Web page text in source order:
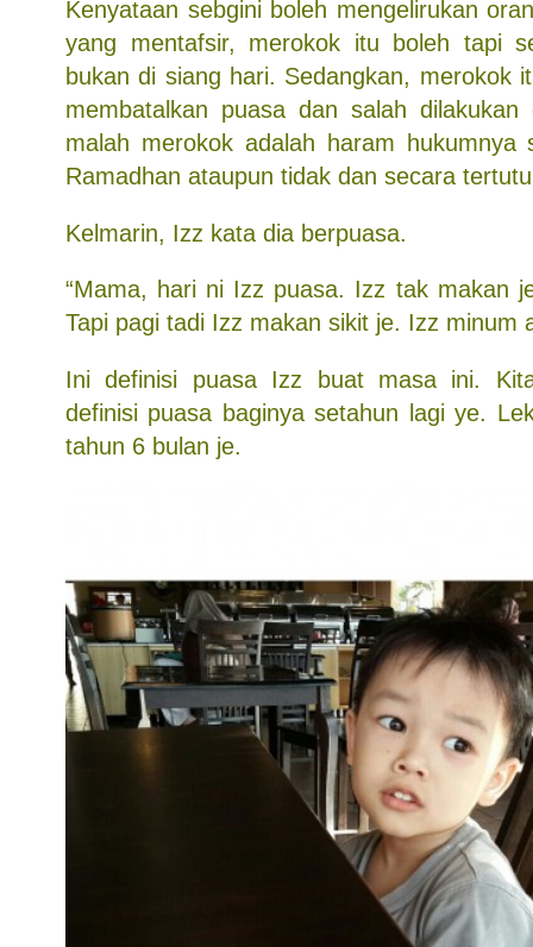
Kenyataan sebgini boleh mengelirukan
yang mentafsir, merokok itu boleh tapi
bukan di siang hari. Sedangkan, merokok
membatalkan puasa dan salah
malah merokok adalah haram hukumnya
Ramadhan ataupun tidak dan secara
Kelmarin, Izz kata dia berpuasa.
“Mama, hari ni Izz puasa. Izz tak makan
Tapi pagi tadi Izz makan sikit je. Izz minum
Ini definisi puasa Izz buat masa ini.
definisi puasa baginya setahun lagi ye.
tahun 6 bulan je.